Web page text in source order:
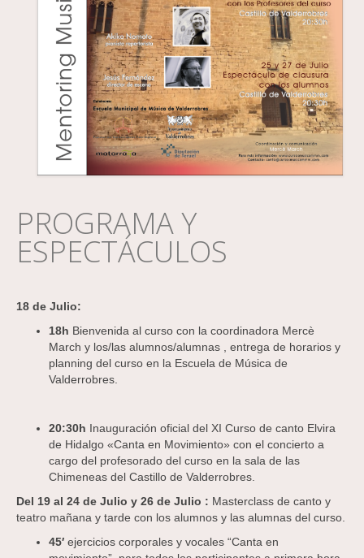
PROGRAMA Y
ESPECTÁCULOS
18 de Julio:
18h Bienvenida al curso con la coordinadora Mercè
March y los/las alumnos/alumnas , entrega de horarios y
planning del curso en la Escuela de Música de
Valderrobres.
20:30h Inauguración oficial del XI Curso de canto Elvira
de Hidalgo «Canta en Movimiento» con el concierto a
cargo del profesorado del curso en la sala de las
Chimeneas del Castillo de Valderrobres.
Del 19 al 24 de Julio y 26 de Julio : Masterclass de canto y
teatro mañana y tarde con los alumnos y las alumnas del curso.
45′ ejercicios corporales y vocales “Canta en